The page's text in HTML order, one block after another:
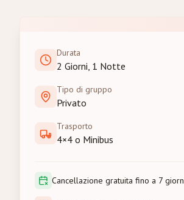
Durata
2 Giorni, 1 Notte
Tipo di gruppo
Privato
Trasporto
4×4 o Minibus
Cancellazione gratuita fino a 7